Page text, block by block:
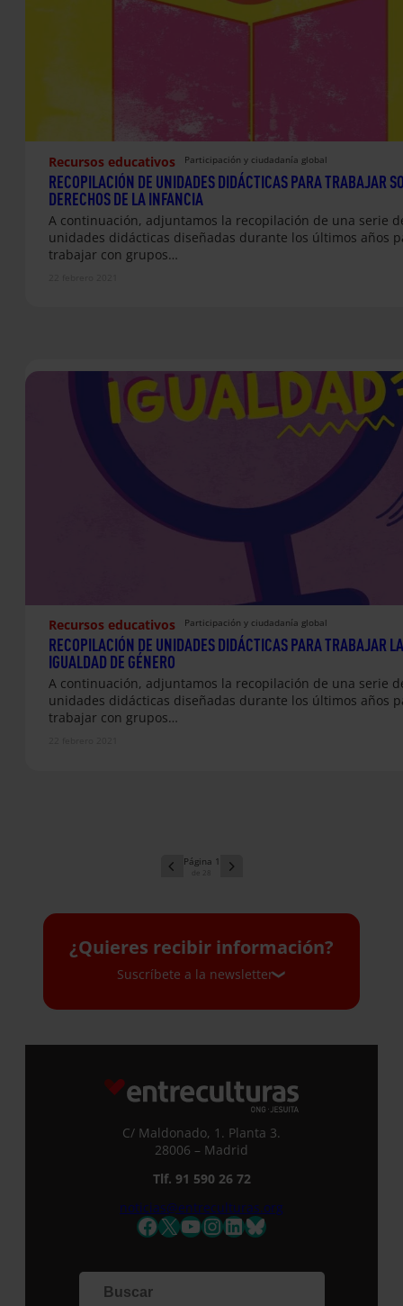
Recursos educativos Participación y ciudadanía global
RECOPILACIÓN DE UNIDADES DIDÁCTICAS PARA TRABAJAR
DERECHOS DE LA INFANCIA
A continuación, adjuntamos la recopilación de una serie
unidades didácticas diseñadas durante los últimos años
trabajar con grupos…
Recursos educativos Participación y ciudadanía global
RECOPILACIÓN DE UNIDADES DIDÁCTICAS PARA TRABAJAR LA
IGUALDAD DE GÉNERO
A continuación, adjuntamos la recopilación de una serie
unidades didácticas diseñadas durante los últimos años
trabajar con grupos…
1
¿Quieres recibir información?
Suscríbete a la newsletter
Si quieres recibir nuestra newsletter
mensual y los correos puntuales en los
que te ofrecemos información, no dejes
de completar este formulario. Al
base de datos y podrás estar al tanto de
todas las novedades.
Nombre *
C/ Maldonado, 1. Planta 3.
28006 – Madrid
Tlf. 91 590 26 72
noticias@entreculturas.org
Facebook
X YouTube
Instagram
LinkedIn
Bluesky